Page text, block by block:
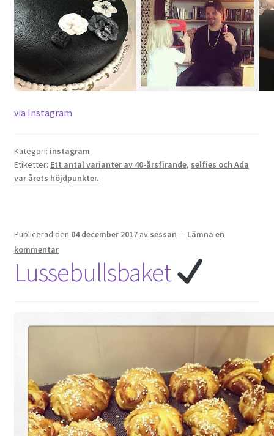
via Instagram
Kategori: instagram
Etiketter: Ett antal varianter av 40-årsfirande, selfies och Ada
var årets höjdpunkter.
Publicerad den 04 december 2017 av sessan — Lämna en
kommentar
Lussebullsbaket